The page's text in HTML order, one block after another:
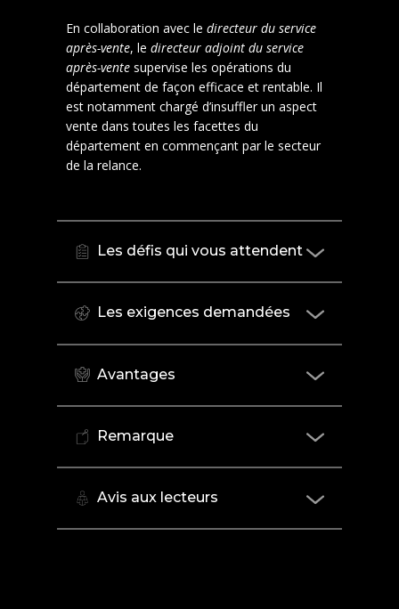
En collaboration avec le directeur du service
après-vente, le directeur adjoint du service
après-vente supervise les opérations du
département de façon efficace et rentable. Il
est notamment chargé d’insuffler un aspect
vente dans toutes les facettes du
département en commençant par le secteur
de la relance.
Les défis qui vous attendent
Les exigences demandées
Avantages
Remarque
Avis aux lecteurs